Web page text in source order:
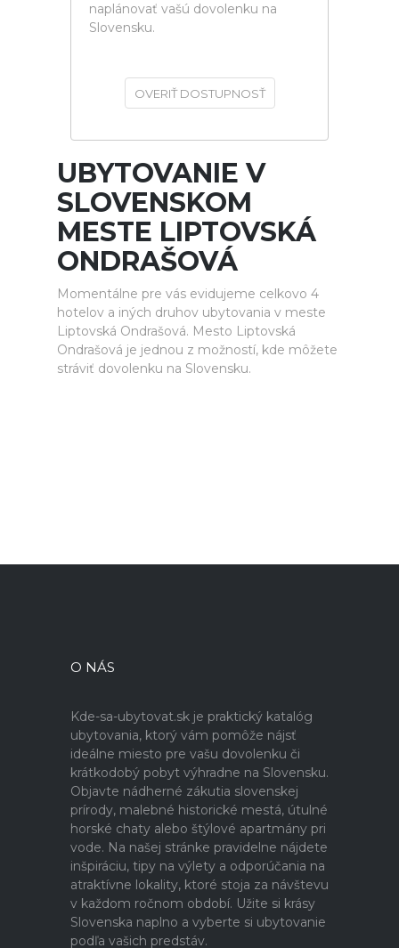
naplánovať vašú dovolenku na
Slovensku.
OVERIŤ DOSTUPNOSŤ
UBYTOVANIE V
SLOVENSKOM
MESTE LIPTOVSKÁ
ONDRAŠOVÁ
Momentálne pre vás evidujeme celkovo 4
hotelov a iných druhov ubytovania v meste
Liptovská Ondrašová. Mesto Liptovská
Ondrašová je jednou z možností, kde môžete
stráviť dovolenku na Slovensku.
O NÁS
Kde-sa-ubytovat.sk je praktický katalóg
ubytovania, ktorý vám pomôže nájsť
ideálne miesto pre vašu dovolenku či
krátkodobý pobyt výhradne na Slovensku.
Objavte nádherné zákutia slovenskej
prírody, malebné historické mestá, útulné
horské chaty alebo štýlové apartmány pri
vode. Na našej stránke pravidelne nájdete
inšpiráciu, tipy na výlety a odporúčania na
atraktívne lokality, ktoré stoja za návštevu
v každom ročnom období. Užite si krásy
Slovenska naplno a vyberte si ubytovanie
podľa vašich predstáv.